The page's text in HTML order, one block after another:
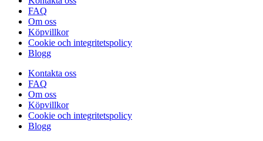
FAQ
Om oss
Köpvillkor
Cookie och integritetspolicy
Blogg
Kontakta oss
FAQ
Om oss
Köpvillkor
Cookie och integritetspolicy
Blogg